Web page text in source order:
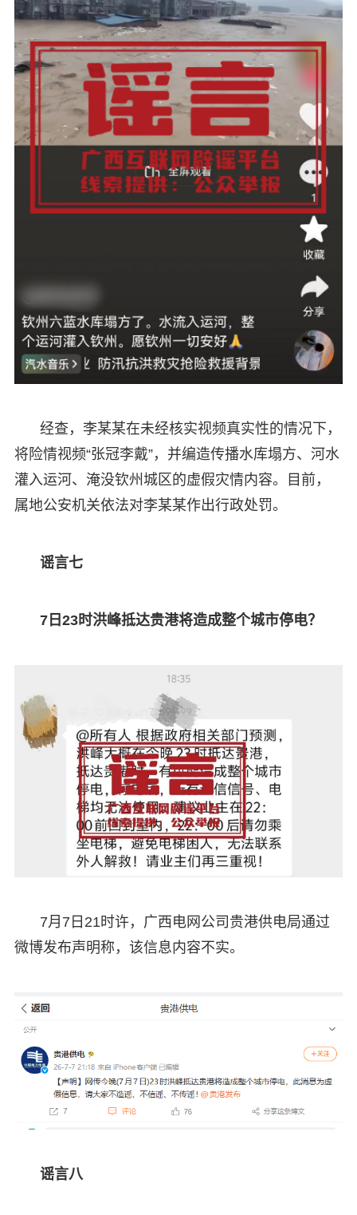
经查，李某某在未经核实视频真实性的情况下，
将险情视频“张冠李戴”，并编造传播水库塌方、河水
灌入运河、淹没钦州城区的虚假灾情内容。目前，
属地公安机关依法对李某某作出行政处罚。
谣言七
7日23时洪峰抵达贵港将造成整个城市停电？
7月7日21时许，广西电网公司贵港供电局通过
微博发布声明称，该信息内容不实。
谣言八